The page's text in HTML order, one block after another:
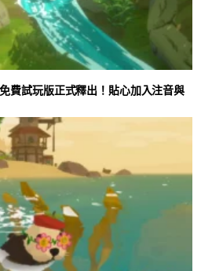
費試玩版正式釋出！貼心加入注音與